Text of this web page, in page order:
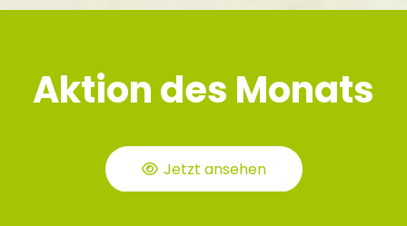
Aktion des Monats
Jetzt ansehen